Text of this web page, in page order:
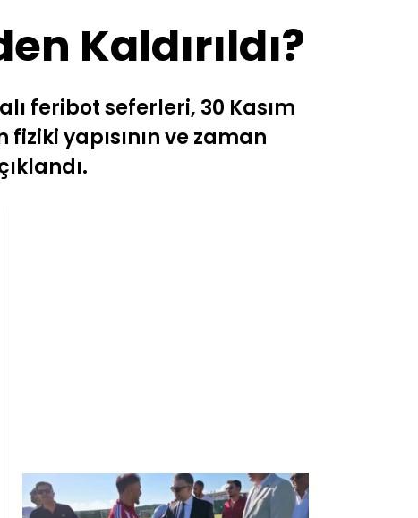
Kaldırıldı?
feribot seferleri, 30 Kasım
yapısının ve zaman